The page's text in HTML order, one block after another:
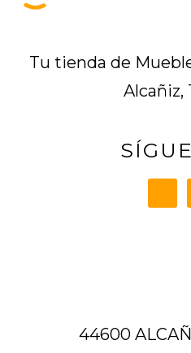
Tu tienda de
Alcañiz,
44600